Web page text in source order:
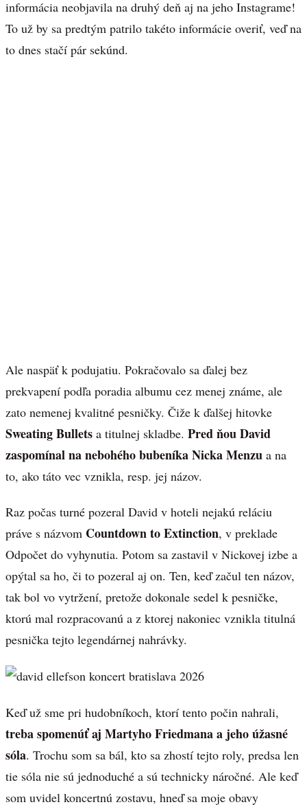
informácia neobjavila na druhý deň aj na jeho Instagrame!
To už by sa predtým patrilo takéto informácie overiť, veď na
to dnes stačí pár sekúnd.
Ale naspäť k podujatiu. Pokračovalo sa ďalej bez
prekvapení podľa poradia albumu cez menej známe, ale
zato nemenej kvalitné pesničky. Čiže k ďalšej hitovke
Sweating Bullets a titulnej skladbe. Pred ňou David
zaspomínal na nebohého bubeníka Nicka Menzu a na
to, ako táto vec vznikla, resp. jej názov.
Raz počas turné pozeral David v hoteli nejakú reláciu
práve s názvom Countdown to Extinction, v preklade
Odpočet do vyhynutia. Potom sa zastavil v Nickovej izbe a
opýtal sa ho, či to pozeral aj on. Ten, keď začul ten názov,
tak bol vo vytržení, pretože dokonale sedel k pesničke,
ktorú mal rozpracovanú a z ktorej nakoniec vznikla titulná
pesnička tejto legendárnej nahrávky.
Keď už sme pri hudobníkoch, ktorí tento počin nahrali,
treba spomenúť aj Martyho Friedmana a jeho úžasné
sóla. Trochu som sa bál, kto sa zhostí tejto roly, predsa len
tie sóla nie sú jednoduché a sú technicky náročné. Ale keď
som uvidel koncertnú zostavu, hneď sa moje obavy